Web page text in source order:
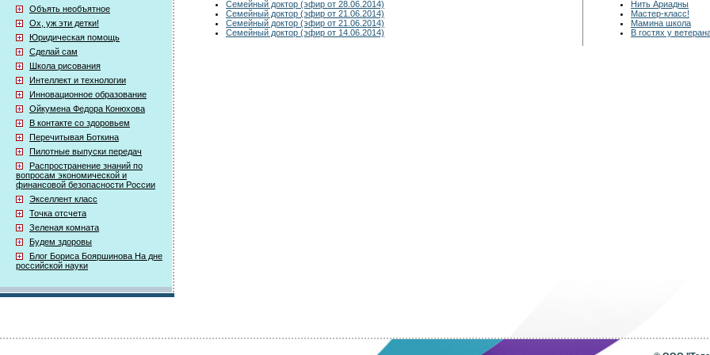
Объять необъятное
Ох, уж эти детки!
Юридическая помощь
Сделай сам
Школа рисования
Интеллект и технологии
Инновационное образование
Ойкумена Федора Конюхова
В контакте со здоровьем
Перечитывая Боткина
Пилотные выпуски передач
Распространение знаний по
вопросам экономической и
финансовой безопасности России
Экселлент класс
Точка отсчета
Зеленая комната
Будем здоровы
Блог Бориса Бояршинова На дне
российской науки
Семейный доктор (эфир от 28.06.2014)
Семейный доктор (эфир от 21.06.2014)
Семейный доктор (эфир от 21.06.2014)
Семейный доктор (эфир от 14.06.2014)
Нить Ариадны
Мастер-класс!
Мамина школа
В гостях у